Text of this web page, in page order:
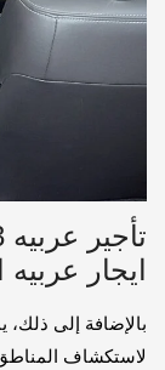
ايجار
بالإضافة إلى ذلك،
لاستكشاف